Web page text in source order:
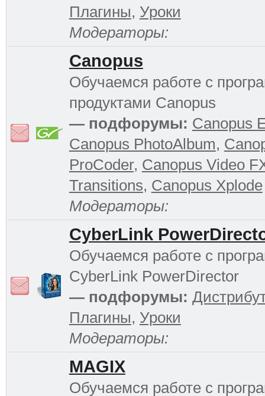
Плагины, Уроки
Модераторы:
Canopus
Обучаемся работе с
продуктами Canopus
— подфорумы: Canopus
Canopus PhotoAlbum,
ProCoder, Canopus Video
Transitions, Canopus Xplode
Модераторы:
CyberLink
Обучаемся работе с
CyberLink PowerDirector
— подфорумы:
Плагины, Уроки
Модераторы:
MAGIX
Обучаемся работе с